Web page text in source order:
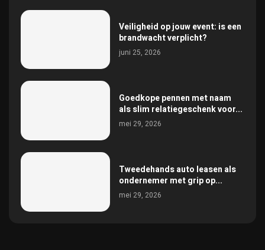
Veiligheid op jouw event: is een
brandwacht verplicht?
juni 25, 2026
Goedkope pennen met naam
als slim relatiegeschenk voor...
mei 29, 2026
Tweedehands auto leasen als
ondernemer met grip op...
mei 29, 2026